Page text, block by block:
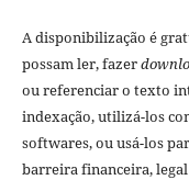
A disponibilização é
possam ler, fazer
ou referenciar o texto
indexação, utilizá-los
softwares, ou usá-los
barreira financeira,